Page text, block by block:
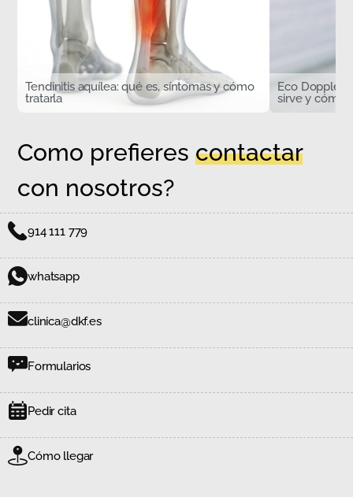
Tendinitis aquílea: qué es, síntomas y cómo
tratarla
Eco Doppler
sirve y cómo
Como prefierescontactar
con nosotros?
914 111 779
whatsapp
clinica@dkf.es
Formularios
Pedir cita
Cómo llegar